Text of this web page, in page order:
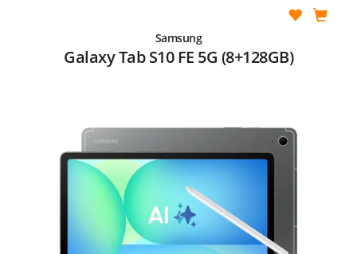
Samsung
Galaxy Tab S10 FE 5G (8+128GB)